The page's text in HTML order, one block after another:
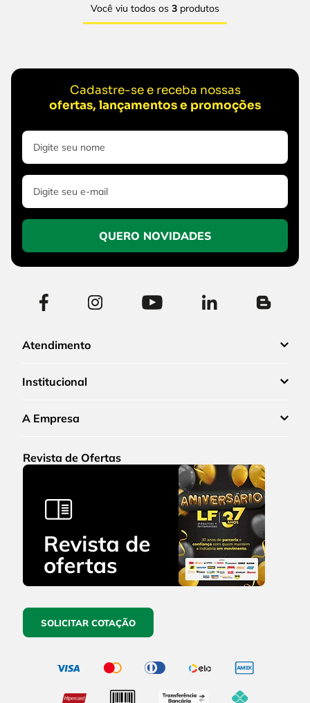
Você viu todos os 3 produtos
Cadastre-se e receba nossas
ofertas, lançamentos e promoções
QUERO NOVIDADES
Atendimento
Institucional
A Empresa
Revista de Ofertas
SOLICITAR COTAÇÃO